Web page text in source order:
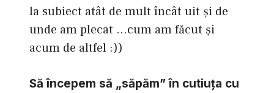
la subiect atât de mult încât uit şi de
unde am plecat …cum am făcut şi
acum de altfel :))
Să începem să „săpăm” în cutiuţa cu